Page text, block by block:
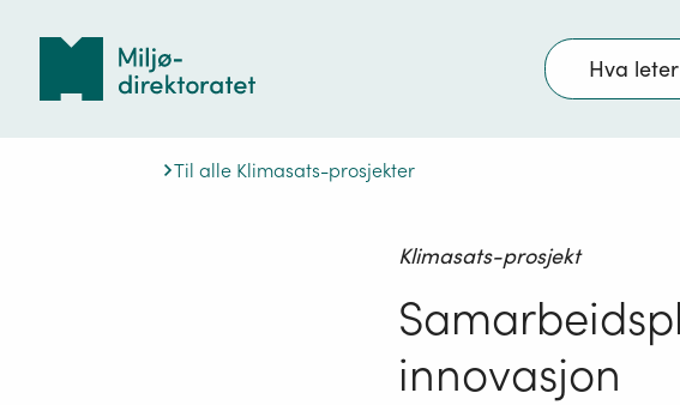
Søk
Til alle Klimasats-prosjekter
Klimasats-prosjekt
innovasjon